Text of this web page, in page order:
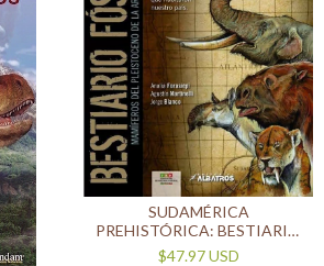
SUDAMÉRICA
PREHISTÓRICA: BESTIARIO
FÓSIL
$47.97 USD